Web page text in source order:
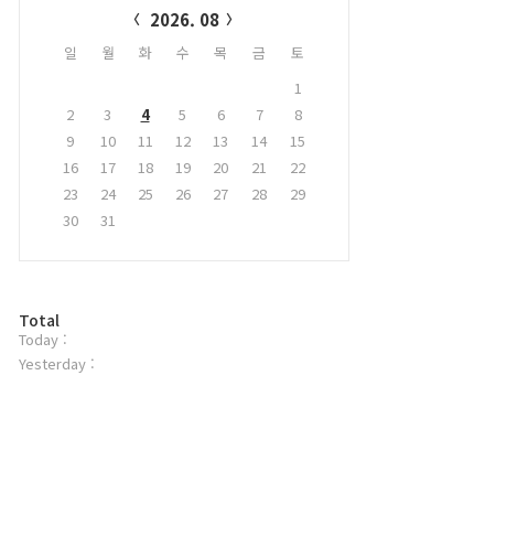
2026. 08
일 월 화 수 목 금
토
1
2
3 4 5 6 7
8
9
10 11 12 13 14
15
16
17 18 19 20 21
22
23
24 25 26 27 28
29
30
31
방
문
자
Total
Today :
Yesterday :